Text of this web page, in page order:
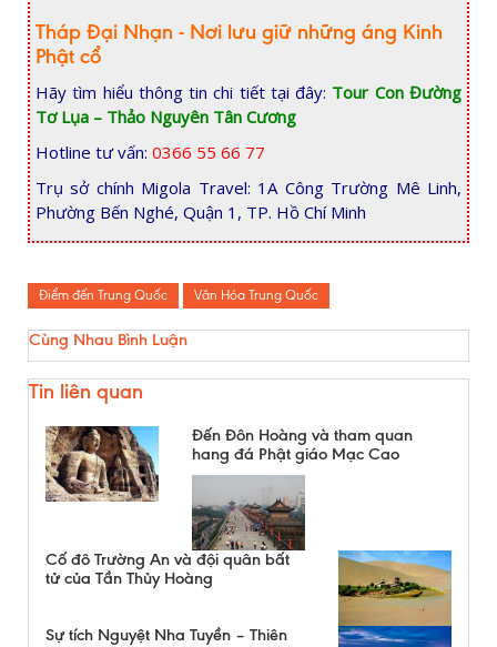
Tháp Đại Nhạn - Nơi lưu giữ những áng Kinh
Phật cổ
Hãy tìm hiểu thông tin chi tiết tại đây: Tour Con Đường
Tơ Lụa – Thảo Nguyên Tân Cương
Hotline tư vấn: 0366 55 66 77
Trụ sở chính Migola Travel: 1A Công Trường Mê Linh,
Phường Bến Nghé, Quận 1, TP. Hồ Chí Minh
Điểm đến Trung Quốc Văn Hóa Trung Quốc
Cùng Nhau Bình Luận
Tin liên quan
Đến Đôn Hoàng và tham quan
hang đá Phật giáo Mạc Cao
Cố đô Trường An và đội quân bất
tử của Tần Thủy Hoàng
Sự tích Nguyệt Nha Tuyền – Thiên